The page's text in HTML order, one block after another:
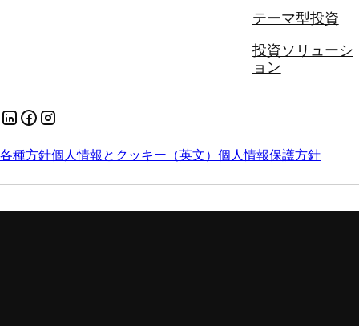
テーマ型投資
投資ソリューシ
ョン
各種方針個人情報とクッキー（英文） 個人情報保護方針